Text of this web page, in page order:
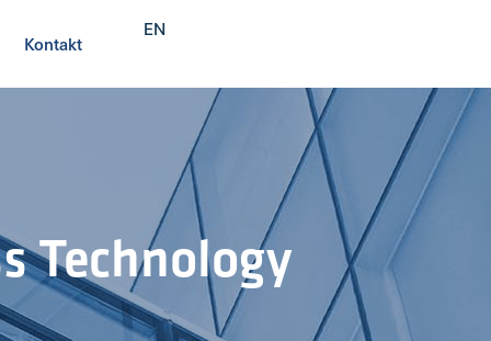
Kontakt
EN
Technology